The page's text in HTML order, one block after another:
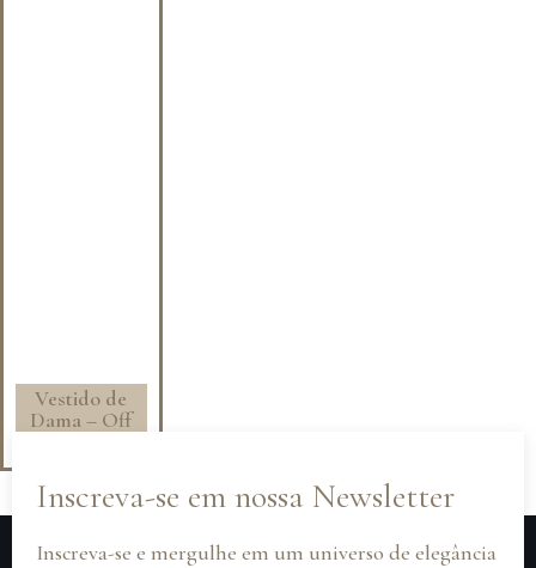
Vestido de
Dama – Off
Inscreva-se em nossa Newsletter
Inscreva-se e mergulhe em um universo de elegância